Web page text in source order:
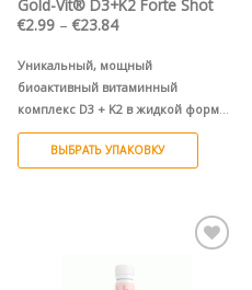
Gold-Vit® D3+K2 Forte Shot
€2.99 – €23.84Диапазон
цен:
–
€23.84
Уникальный, мощный
биоактивный витаминный
комплекс D3 + K2 в жидкой форме.
4000 МЕ D3 + 150 мкг витамина K2.
ВЫБРАТЬ УПАКОВКУ
Pievienot vēlmju
sarakstam